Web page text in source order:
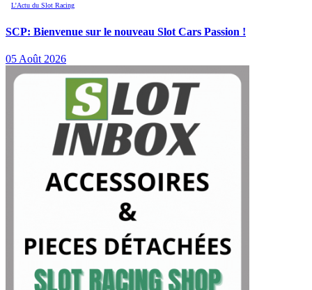
L’Actu du Slot Racing
SCP: Bienvenue sur le nouveau Slot Cars Passion !
05 Août 2026